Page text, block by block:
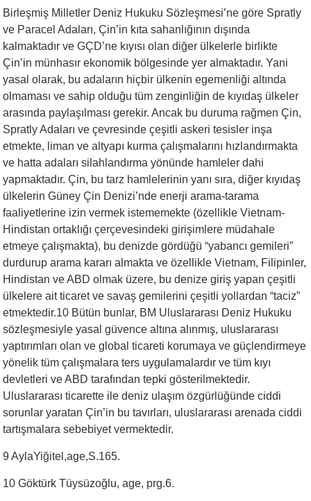
Birleşmiş Milletler Deniz Hukuku Sözleşmesi’ne göre Spratly
ve Paracel Adaları, Çin’in kıta sahanlığının dışında
kalmaktadır ve GÇD’ne kıyısı olan diğer ülkelerle birlikte
Çin’in münhasır ekonomik bölgesinde yer almaktadır. Yani
yasal olarak, bu adaların hiçbir ülkenin egemenliği altında
olmaması ve sahip olduğu tüm zenginliğin de kıyıdaş ülkeler
arasında paylaşılması gerekir. Ancak bu duruma rağmen Çin,
Spratly Adaları ve çevresinde çeşitli askeri tesisler inşa
etmekte, liman ve altyapı kurma çalışmalarını hızlandırmakta
ve hatta adaları silahlandırma yönünde hamleler dahi
yapmaktadır. Çin, bu tarz hamlelerinin yanı sıra, diğer kıyıdaş
ülkelerin Güney Çin Denizi’nde enerji arama-tarama
faaliyetlerine izin vermek istememekte (özellikle Vietnam-
Hindistan ortaklığı çerçevesindeki girişimlere müdahale
etmeye çalışmakta), bu denizde gördüğü “yabancı gemileri”
durdurup arama kararı almakta ve özellikle Vietnam, Filipinler,
Hindistan ve ABD olmak üzere, bu denize giriş yapan çeşitli
ülkelere ait ticaret ve savaş gemilerini çeşitli yollardan “taciz”
etmektedir.10 Bütün bunlar, BM Uluslararası Deniz Hukuku
sözleşmesiyle yasal güvence altına alınmış, uluslararası
yaptırımları olan ve global ticareti korumaya ve güçlendirmeye
yönelik tüm çalışmalara ters uygulamalardır ve tüm kıyı
devletleri ve ABD tarafından tepki gösterilmektedir.
Uluslararası ticarette ile deniz ulaşım özgürlüğünde ciddi
sorunlar yaratan Çin’in bu tavırları, uluslararası arenada ciddi
tartışmalara sebebiyet vermektedir.
9 AylaYiğitel,age,S.165.
10 Göktürk Tüysüzoğlu, age, prg.6.